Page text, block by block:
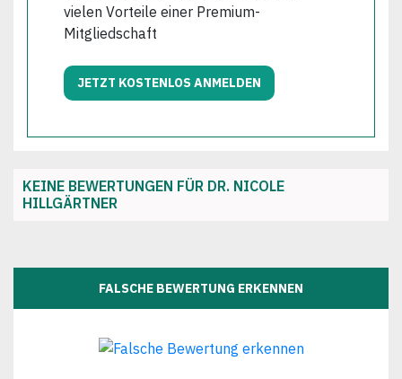
vielen Vorteile einer Premium-
Mitgliedschaft
JETZT KOSTENLOS ANMELDEN
KEINE BEWERTUNGEN FÜR DR. NICOLE
HILLGÄRTNER
FALSCHE BEWERTUNG ERKENNEN